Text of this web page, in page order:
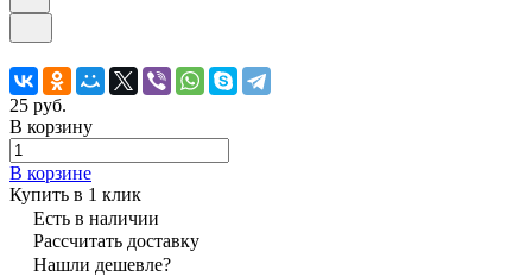
25 руб.
В корзину
В корзине
Купить в 1 клик
Есть в наличии
Рассчитать доставку
Нашли дешевле?